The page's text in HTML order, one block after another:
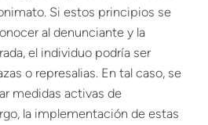
Si estos principios se
al denunciante y la
el individuo podría ser
o represalias. En tal caso, se
medidas activas de
la implementación de estas